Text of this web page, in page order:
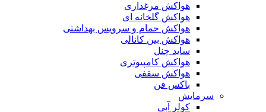
هواکش مرغداری
هواکش گلخانه ای
هواکش حمام و سرویس بهداشتی
هواکش بین کانالی
ساید چنل
هواکش کامپیوتری
هواکش سقفی
باکس فن
سرمایش
کولر آبی